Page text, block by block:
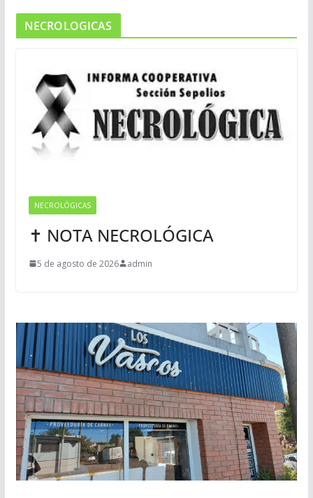
NECROLOGICAS
NECROLÓGICAS
✝ NOTA NECROLÓGICA
5 de agosto de 2026 admin